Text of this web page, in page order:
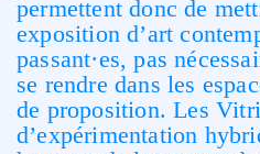
permettent donc de
exposition d’art
passant·es, pas
se rendre dans les
de proposition. Les
d’expérimentation